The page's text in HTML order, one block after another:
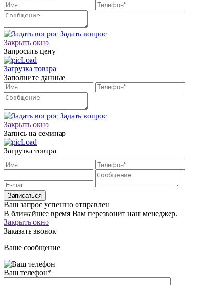
Задать вопрос
Закрыть окно
Запросить цену
Загрузка товара
Заполните данные
Задать вопрос
Закрыть окно
Запись на семинар
Загрузка товара
Записаться
Ваш запрос успешно отправлен
В ближайшее время Вам перезвонит наш менеджер.
Закрыть окно
Заказать звонок
Ваше сообщение
Ваш телефон*